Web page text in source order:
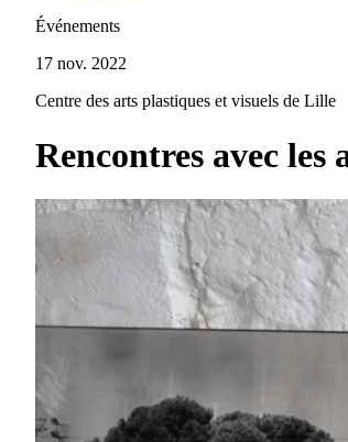
Événements
17 nov. 2022
Centre des arts plastiques et visuels de Lille
Rencontres avec les